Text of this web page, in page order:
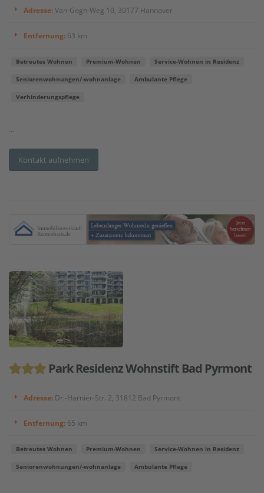
Adresse:Van-Gogh-Weg 10, 30177 Hannover
Entfernung: 63 km
Betreutes Wohnen Premium-Wohnen Service-Wohnen in Residenz
Seniorenwohnungen/-wohnanlage Ambulante Pflege
Verhinderungspflege
...
Kontakt aufnehmen
Park Residenz Wohnstift Bad Pyrmont
Adresse: Dr.-Harnier-Str. 2, 31812 Bad Pyrmont
Entfernung: 65 km
Betreutes Wohnen Premium-Wohnen Service-Wohnen in Residenz
Seniorenwohnungen/-wohnanlage Ambulante Pflege